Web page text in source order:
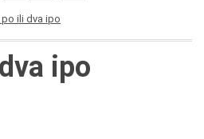
po ili dva ipo
ipo